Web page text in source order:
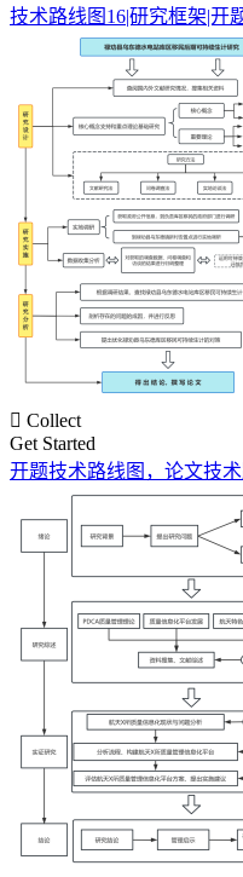
技术路线图16|研究框架|开
 Collect
Get Started
开题技术路线图，论文技